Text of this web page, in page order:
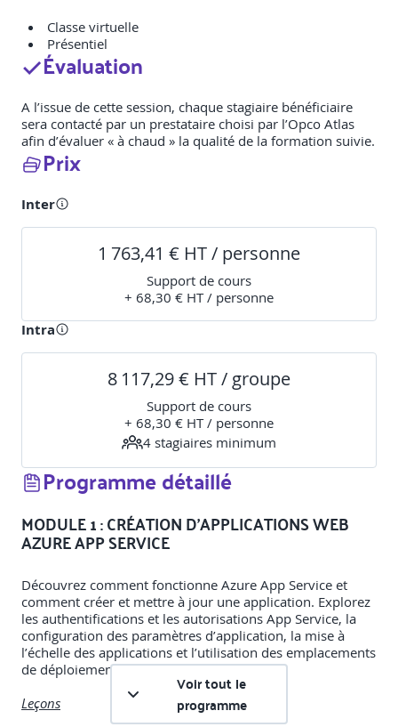
Classe virtuelle
Présentiel
Évaluation
A l’issue de cette session, chaque stagiaire bénéficiaire
sera contacté par un prestataire choisi par l’Opco Atlas
afin d’évaluer « à chaud » la qualité de la formation suivie.
Prix
Inter
1 763,41 € HT / personne
Support de cours
+ 68,30 € HT / personne
Intra
8 117,29 € HT / groupe
Support de cours
+ 68,30 € HT / personne
4 stagiaires minimum
Programme détaillé
MODULE 1 : CRÉATION D’APPLICATIONS WEB
AZURE APP SERVICE
Découvrez comment fonctionne Azure App Service et
comment créer et mettre à jour une application. Explorez
les authentifications et les autorisations App Service, la
configuration des paramètres d’application, la mise à
l’échelle des applications et l’utilisation des emplacements
de déploiement.
Leçons
Voir tout le
programme